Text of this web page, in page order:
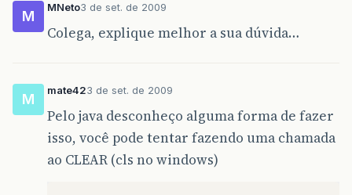
M
MNeto3 de set. de 2009
Colega, explique melhor a sua dúvida…
M
mate423 de set. de 2009
Pelo java desconheço alguma forma de fazer
isso, você pode tentar fazendo uma chamada
ao CLEAR (cls no windows)